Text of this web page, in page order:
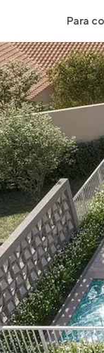
Para